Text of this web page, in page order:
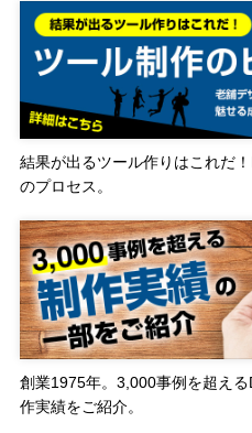
結果が出るツール作りはこれだ
のプロセス。
創業1975年。3,000事例を超え
作実績をご紹介。